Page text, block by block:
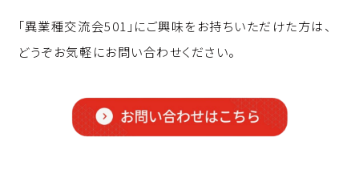
「異業種交流会501」にご興味をお持ちいただけた方は、
どうぞお気軽にお問い合わせください。